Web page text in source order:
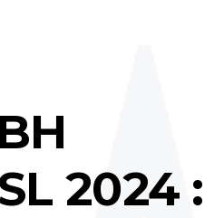
2024 :